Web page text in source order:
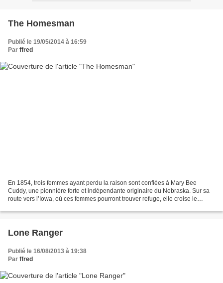
The Homesman
Publié le 19/05/2014 à 16:59
Par ffred
En 1854, trois femmes ayant perdu la raison sont confiées à Mary Bee
Cuddy, une pionnière forte et indépendante originaire du Nebraska. Sur sa
route vers l’Iowa, où ces femmes pourront trouver refuge, elle croise le
Lone Ranger
Publié le 16/08/2013 à 19:38
Par ffred